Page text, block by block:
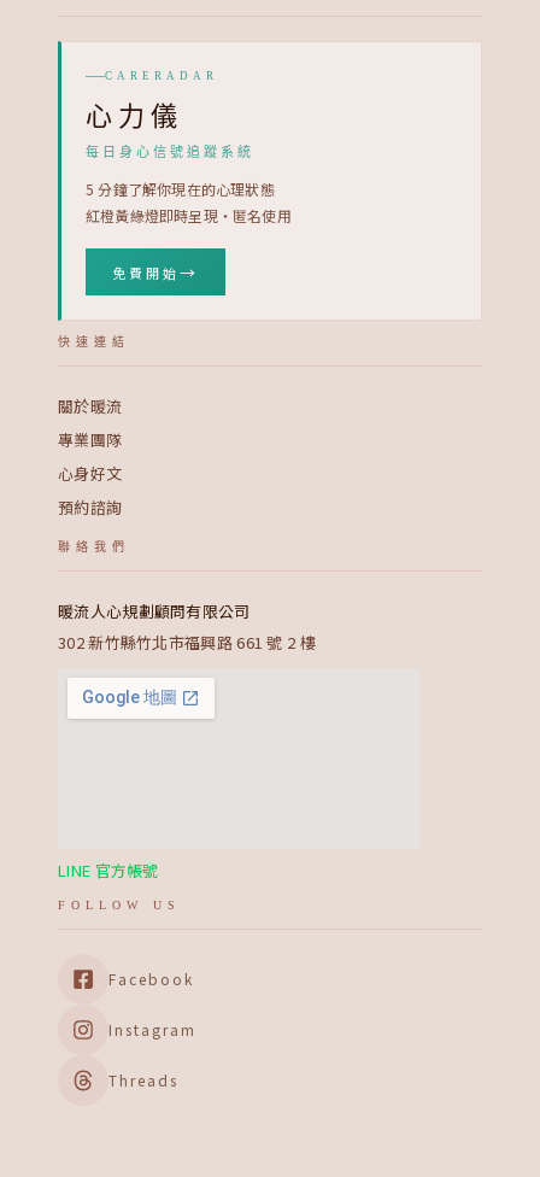
CARERADAR
心力儀
每日身心信號追蹤系統
5 分鐘了解你現在的心理狀態
紅橙黃綠燈即時呈現・匿名使用
免費開始→
快速連結
關於暖流
專業團隊
心身好文
預約諮詢
聯絡我們
暖流人心規劃顧問有限公司
302 新竹縣竹北市福興路 661 號 2 樓
LINE 官方帳號
FOLLOW US
Facebook
Instagram
Threads